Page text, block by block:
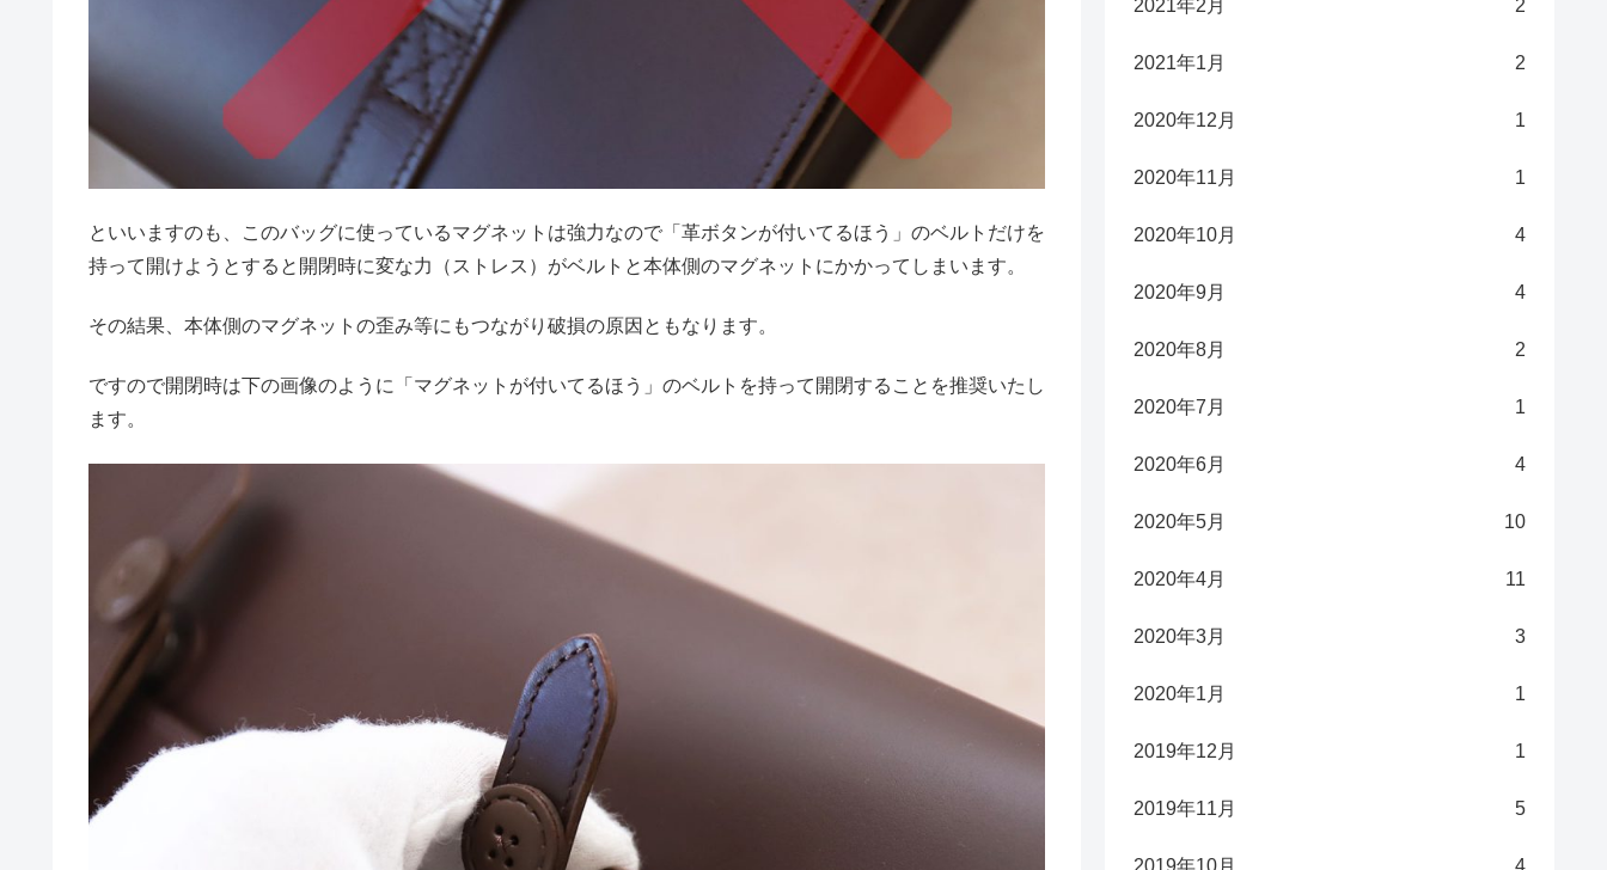
といいますのも、このバッグに使っているマグネットは強力なので「革ボタンが付いてるほう」のベルトだけを
持って開けようとすると開閉時に変な力（ストレス）がベルトと本体側のマグネットにかかってしまいます。
その結果、本体側のマグネットの歪み等にもつながり破損の原因ともなります。
ですので開閉時は下の画像のように「マグネットが付いてるほう」のベルトを持って開閉することを推奨いたし
ます。
2021年2月 2
2021年1月 2
2020年12月 1
2020年11月 1
2020年10月 4
2020年9月 4
2020年8月 2
2020年7月 1
2020年6月 4
2020年5月 10
2020年4月 11
2020年3月 3
2020年1月 1
2019年12月 1
2019年11月 5
2019年10月 4